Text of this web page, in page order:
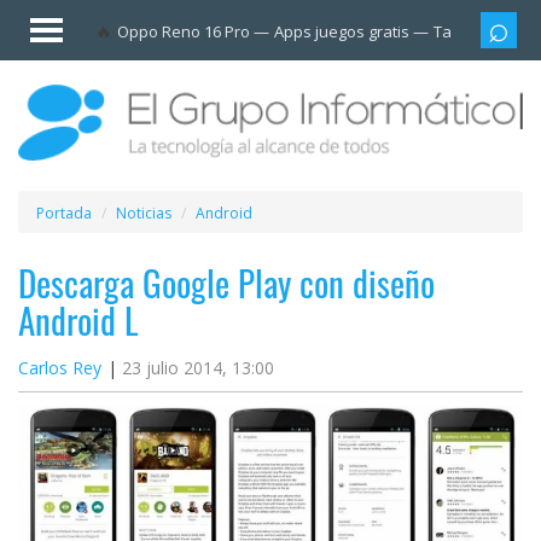
Oppo Reno 16 Pro Apps juegos gratis Tarjetas
Invitado
Iniciar
sesión /
Registrarse
Esenciales
Móviles
Ofertas
Apps
Redes
sociales
Plataformas
Portada Noticias Android
Descarga Google Play con diseño
Android L
Carlos Rey 23 julio 2014, 13:00